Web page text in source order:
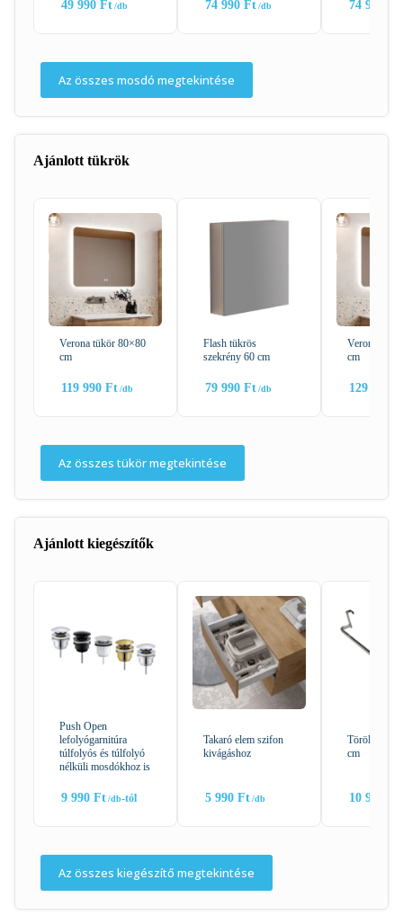
49 990Ft 74 990Ft 74 990
Az összes mosdó megtekintése
Ajánlott tükrök
Verona tükör 80×80
cm
119 990Ft
Flash tükrös
szekrény 60 cm
79 990Ft
Verona
cm
129 990
Az összes tükör megtekintése
Ajánlott kiegészítők
Push Open
lefolyógarnitúra
túlfolyós és túlfolyó
nélküli mosdókhoz is
9 990Ft -tól
Takaró elem szifon
kivágáshoz
5 990Ft
Törölköző
cm
10 990
Az összes kiegészítő megtekintése